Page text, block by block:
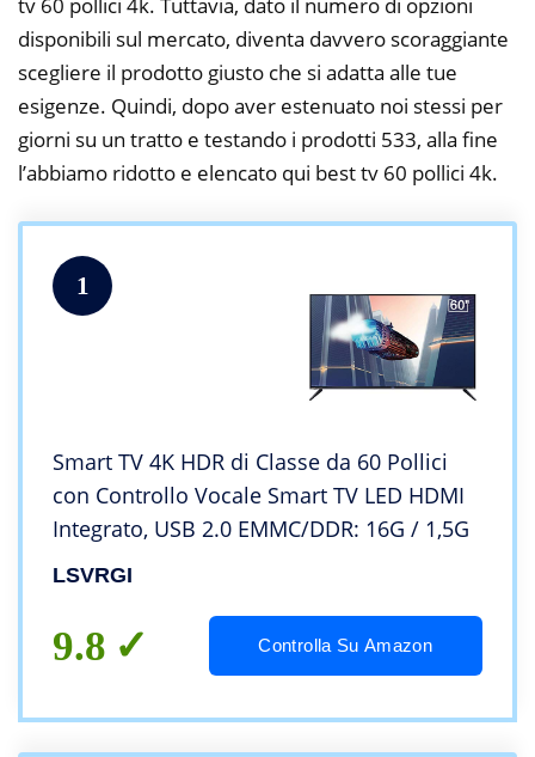
tv 60 pollici 4k. Tuttavia, dato il numero di opzioni
disponibili sul mercato, diventa davvero scoraggiante
scegliere il prodotto giusto che si adatta alle tue
esigenze. Quindi, dopo aver estenuato noi stessi per
giorni su un tratto e testando i prodotti 533, alla fine
l’abbiamo ridotto e elencato qui best tv 60 pollici 4k.
1
Smart TV 4K HDR di Classe da 60 Pollici
con Controllo Vocale Smart TV LED HDMI
Integrato, USB 2.0 EMMC/DDR: 16G / 1,5G
LSVRGI
9.8 Controlla Su Amazon